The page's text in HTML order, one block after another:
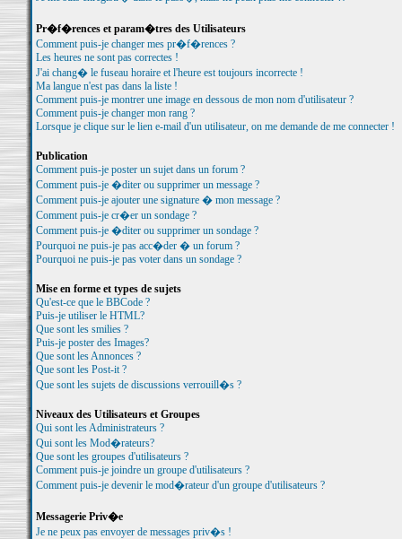
Pr�f�rences et param�tres des Utilisateurs
Comment puis-je changer mes pr�f�rences ?
Les heures ne sont pas correctes !
J'ai chang� le fuseau horaire et l'heure est toujours incorrecte !
Ma langue n'est pas dans la liste !
Comment puis-je montrer une image en dessous de mon nom d'utilisateur ?
Comment puis-je changer mon rang ?
Lorsque je clique sur le lien e-mail d'un utilisateur, on me demande de me connecter !
Publication
Comment puis-je poster un sujet dans un forum ?
Comment puis-je �diter ou supprimer un message ?
Comment puis-je ajouter une signature � mon message ?
Comment puis-je cr�er un sondage ?
Comment puis-je �diter ou supprimer un sondage ?
Pourquoi ne puis-je pas acc�der � un forum ?
Pourquoi ne puis-je pas voter dans un sondage ?
Mise en forme et types de sujets
Qu'est-ce que le BBCode ?
Puis-je utiliser le HTML?
Que sont les smilies ?
Puis-je poster des Images?
Que sont les Annonces ?
Que sont les Post-it ?
Que sont les sujets de discussions verrouill�s ?
Niveaux des Utilisateurs et Groupes
Qui sont les Administrateurs ?
Qui sont les Mod�rateurs?
Que sont les groupes d'utilisateurs ?
Comment puis-je joindre un groupe d'utilisateurs ?
Comment puis-je devenir le mod�rateur d'un groupe d'utilisateurs ?
Messagerie Priv�e
Je ne peux pas envoyer de messages priv�s !